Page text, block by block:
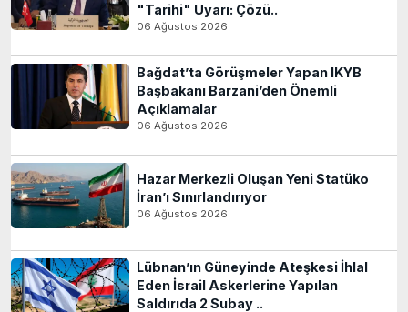
"Tarihi" Uyarı: Çözü..
06 Ağustos 2026
Bağdat’ta Görüşmeler Yapan IKYB
Başbakanı Barzani’den Önemli
Açıklamalar
06 Ağustos 2026
Hazar Merkezli Oluşan Yeni Statüko
İran’ı Sınırlandırıyor
06 Ağustos 2026
Lübnan’ın Güneyinde Ateşkesi İhlal
Eden İsrail Askerlerine Yapılan
Saldırıda 2 Subay ..